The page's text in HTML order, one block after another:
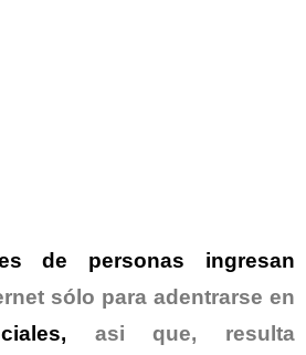
de personas ingresan
sólo para adentrarse en
, asi que, resulta